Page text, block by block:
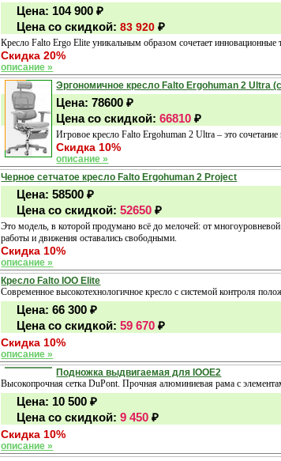
Цена: 104 900 ₽
Цена со скидкой:83 920 ₽
Кресло Falto Ergo Elite уникальным образом сочетает инновационные
Скидка 20%
описание »
Эргономичное кресло Falto Ergohuman 2 Ultra
Цена:78600 ₽
Цена со скидкой:66810 ₽
Игровое кресло Falto Ergohuman 2 Ultra – это
Скидка 10%
описание »
Черное сетчатое кресло Falto Ergohuman 2 Project
Цена:58500 ₽
Цена со скидкой:52650 ₽
Это модель, в которой продумано всё до мелочей: от
работы и движения оставались свободными.
Скидка 10%
описание »
Кресло Falto IOO Elite
Современное высокотехнологичное кресло с системой контроля
Цена:66 300 ₽
Цена со скидкой:59 670 ₽
Скидка 10%
описание »
Подножка выдвигаемая для IOOE2
Высокопрочная сетка DuPont. Прочная алюминиевая рама с
Цена: 10 500 ₽
Цена со скидкой:9 450 ₽
Скидка 10%
описание »